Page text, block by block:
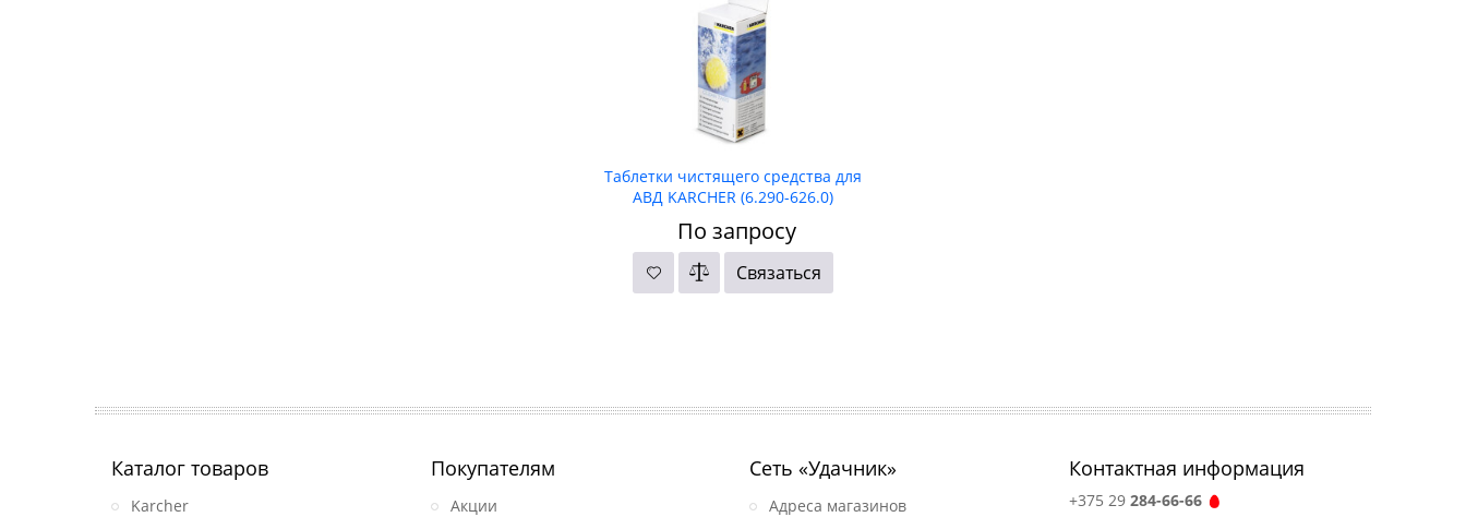
Таблетки чистящего средства для
АВД KARCHER (6.290-626.0)
По запросу
Связаться
Каталог товаров
Karcher
Покупателям
Акции
Сеть «Удачник»
Адреса магазинов
Контактная информация
+375 29 284-66-66